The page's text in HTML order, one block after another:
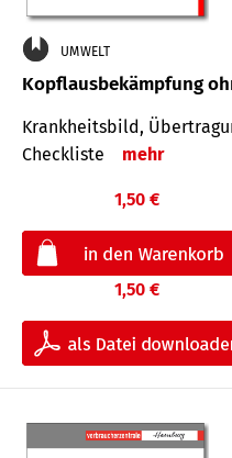
UMWELT
Kopflausbekämpfung
Krankheits­bild,
Check­liste
mehr
1,50 €
1,50 €